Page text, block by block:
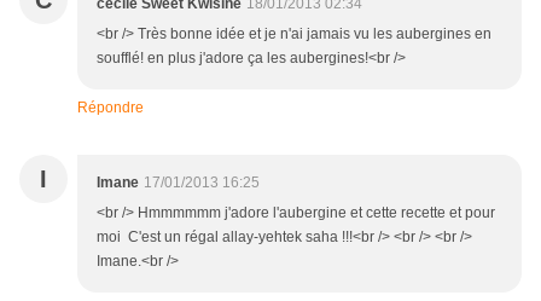
cecile Sweet Kwisine 18/01/2013 02:34
<br /> Très bonne idée et je n'ai jamais vu les aubergines en
soufflé! en plus j'adore ça les aubergines!<br />
Répondre
I Imane 17/01/2013 16:25
<br /> Hmmmmmm j'adore l'aubergine et cette recette et pour
moi C'est un régal allay-yehtek saha !!!<br /> <br /> <br />
Imane.<br />